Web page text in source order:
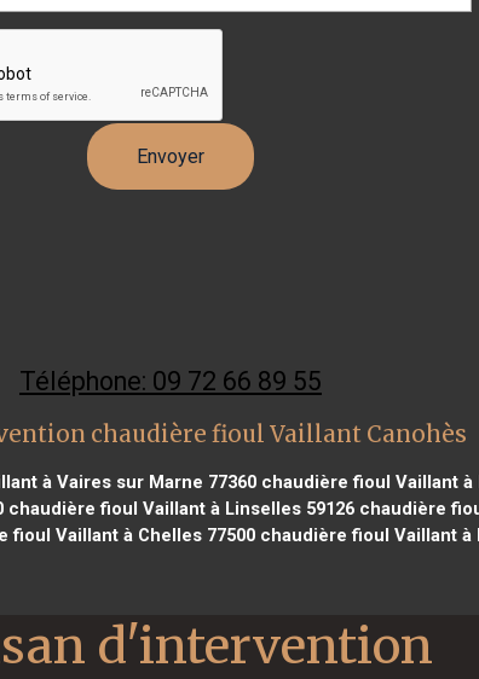
Téléphone: 09 72 66 89 55
chaudière fioul Vaillant Canohès
à Vaires sur Marne 77360 chaudière fioul Vaillant à
chaudière fioul Vaillant à Linselles 59126chaudière
fioul Vaillant à Chelles 77500chaudière fioul Vaillant à
d'intervention